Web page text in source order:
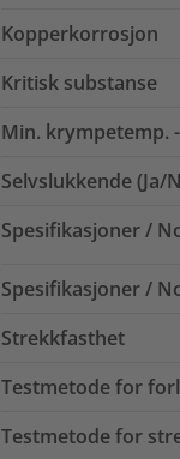
Kopperkorrosjon
Kritisk substanse
Min. krympetemp. -
Selvslukkende (Ja/
Spesifikasjoner /
Spesifikasjoner /
Strekkfasthet
Testmetode for
Testmetode for